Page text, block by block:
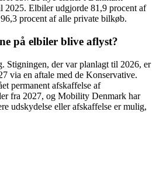
2025. Elbiler udgjorde 81,9 procent af
procent af alle private bilkøb.
på elbiler blive aflyst?
Stigningen, der var planlagt til 2026, er
via en aftale med de Konservative.
permanent afskaffelse af
fra 2027, og Mobility Denmark har
udskydelse eller afskaffelse er mulig,